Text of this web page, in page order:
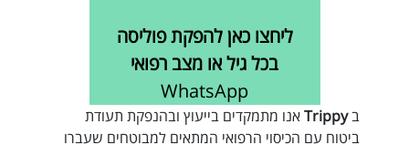
ליחצו כאן להפקת פוליסה
בכל גיל או מצב רפואי
WhatsApp
בTrippyאנו מתמקדים בייעוץ ובהנפקת תעודת
ביטוח עם הכיסוי הרפואי המתאים למבוטחים שעברו